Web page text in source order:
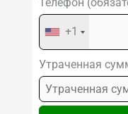
+1
Утраченная